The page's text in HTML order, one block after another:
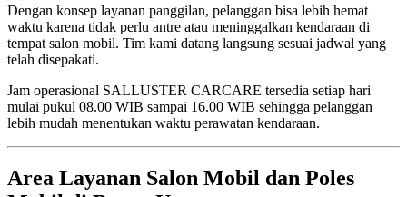
Dengan konsep layanan panggilan, pelanggan bisa lebih hemat
waktu karena tidak perlu antre atau meninggalkan kendaraan di
tempat salon mobil. Tim kami datang langsung sesuai jadwal yang
telah disepakati.
Jam operasional SALLUSTER CARCARE tersedia setiap hari
mulai pukul 08.00 WIB sampai 16.00 WIB sehingga pelanggan
lebih mudah menentukan waktu perawatan kendaraan.
Area Layanan Salon Mobil dan Poles